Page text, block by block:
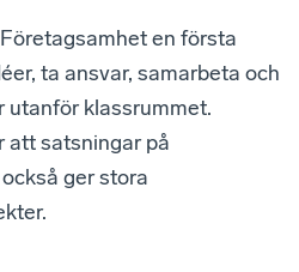
en första
ta ansvar, samarbeta och
utanför klassrummet.
att satsningar på
ger stora